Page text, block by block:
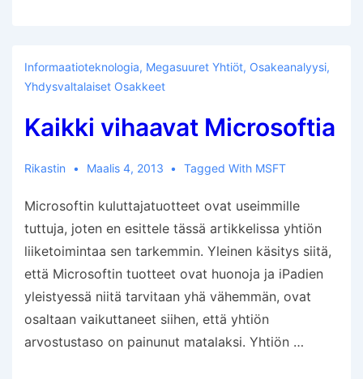
kasviravinneyhtiöstä
Informaatioteknologia, Megasuuret Yhtiöt, Osakeanalyysi,
Yhdysvaltalaiset Osakkeet
Kaikki vihaavat Microsoftia
Rikastin Maalis 4, 2013 Tagged With MSFT
Microsoftin kuluttajatuotteet ovat useimmille
tuttuja, joten en esittele tässä artikkelissa yhtiön
liiketoimintaa sen tarkemmin. Yleinen käsitys siitä,
että Microsoftin tuotteet ovat huonoja ja iPadien
yleistyessä niitä tarvitaan yhä vähemmän, ovat
osaltaan vaikuttaneet siihen, että yhtiön
arvostustaso on painunut matalaksi. Yhtiön …